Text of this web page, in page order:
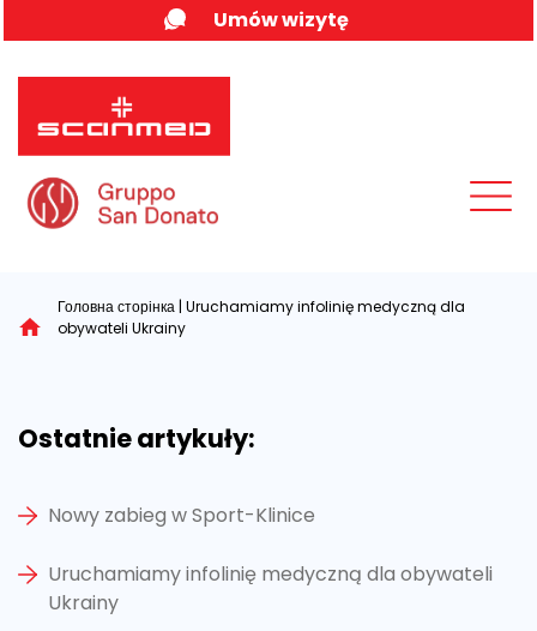
to
content
Umów wizytę
Головна сторінка | Uruchamiamy infolinię medyczną dla
obywateli Ukrainy
Ostatnie artykuły:
Nowy zabieg w Sport-Klinice
Uruchamiamy infolinię medyczną dla obywateli
Ukrainy